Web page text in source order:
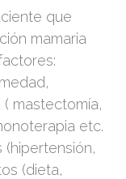
que
mamaria
mastectomía,
etc.
(dieta,